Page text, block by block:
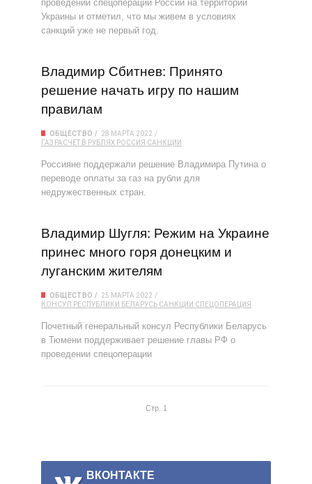
проведении спецоперации России на территории
Украины и отметил, что мы живем в условиях
санкций уже не первый год.
Владимир Сбитнев: Принято
решение начать игру по нашим
правилам
ОБЩЕСТВО
28 МАРТА 2022
ГАЗ РАСЧЕТ В РУБЛЯХ РОССИЯ САНКЦИИ
Россияне поддержали решение Владимира Путина о
переводе оплаты за газ на рубли для
недружественных стран.
Владимир Шугля: Режим на Украине
принес много горя донецким и
луганским жителям
ОБЩЕСТВО
25 МАРТА 2022
КОНСУЛ РЕСПУБЛИКИ БЕЛАРУСЬ САНКЦИИ СПЕЦОПЕРАЦИЯ
Почетный генеральный консул Республики Беларусь
в Тюмени поддерживает решение главы РФ о
проведении спецоперации
Стр. 1
ВКОНТАКТЕ